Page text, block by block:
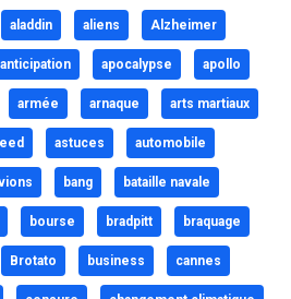
aladdin aliens Alzheimer
anticipation apocalypse apollo
armée arnaque arts martiaux
astuces automobile
bang bataille navale
bourse bradpitt braquage
Brotato business cannes